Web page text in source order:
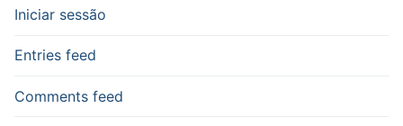
Iniciar sessão
Entries feed
Comments feed